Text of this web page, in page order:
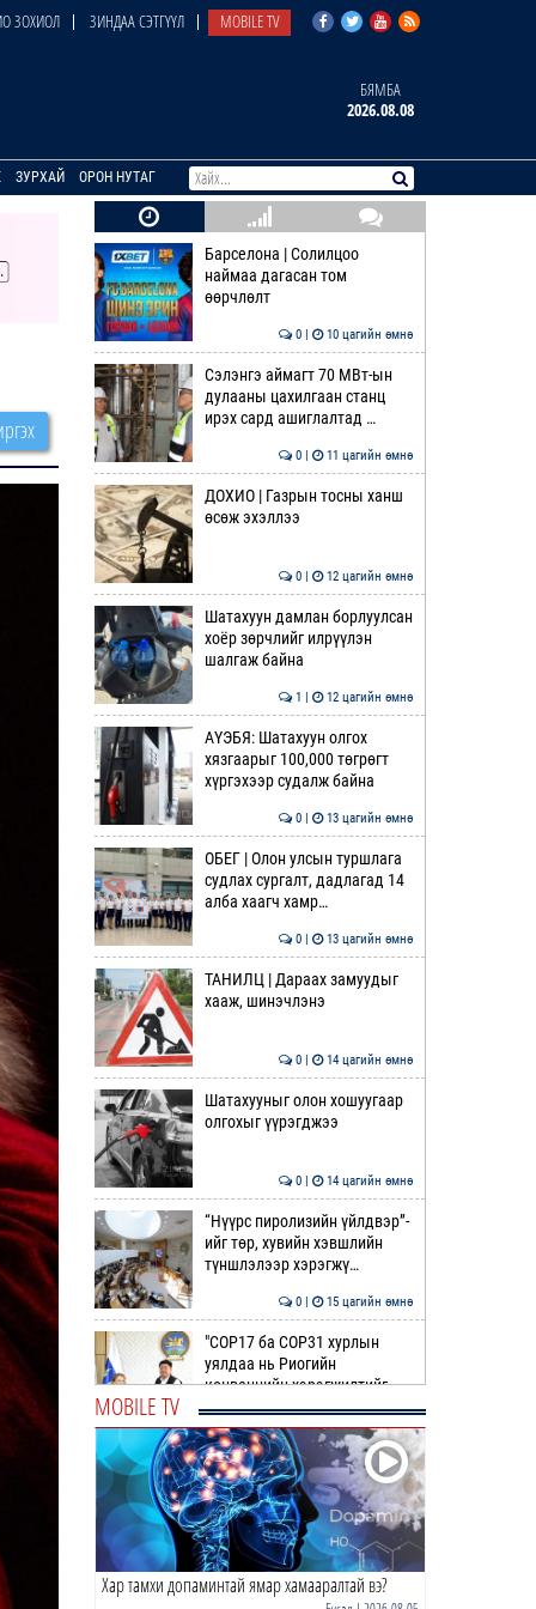
ЗОХИОЛ ЗИНДАА СЭТГҮҮЛ MOBILE TV
БЯМБА
2026.08.08
ЗУРХАЙ ОРОН НУТАГ
Барселона | Солилцоо
наймаа дагасан том
өөрчлөлт
0 | 10 цагийн өмнө
Сэлэнгэ аймагт 70 МВт-ын
дулааны цахилгаан станц
ирэх сард ашиглалтад …
0 | 11 цагийн өмнө
ДОХИО | Газрын тосны ханш
өсөж эхэллээ
0 | 12 цагийн өмнө
Шатахуун дамлан борлуулсан
хоёр зөрчлийг илрүүлэн
шалгаж байна
1 | 12 цагийн өмнө
АҮЭБЯ: Шатахуун олгох
хязгаарыг 100,000 төгрөгт
хүргэхээр судалж байна
0 | 13 цагийн өмнө
ОБЕГ | Олон улсын туршлага
судлах сургалт, дадлагад 14
алба хаагч хамр…
0 | 13 цагийн өмнө
ТАНИЛЦ | Дараах замуудыг
хааж, шинэчлэнэ
0 | 14 цагийн өмнө
Шатахууныг олон хошуугаар
олгохыг үүрэгджээ
0 | 14 цагийн өмнө
“Нүүрс пиролизийн үйлдвэр”-
ийг төр, хувийн хэвшлийн
түншлэлээр хэрэгжү…
0 | 15 цагийн өмнө
"COP17 ба COP31 хурлын
уялдаа нь Риогийн
конвенцийн хэрэгжилтийг
ахиул…
Монгол төрийн парадокс нь
шатахуун
0 | 15 цагийн өмнө
Б.Пүрэвдагва: Найман
MOBILE TV
Хар тамхи допаминтай ямар хамааралтай вэ?